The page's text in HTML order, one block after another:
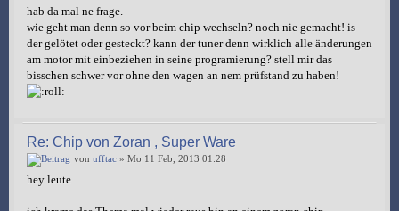
hab da mal ne frage.
wie geht man denn so vor beim chip wechseln? noch nie gemacht! is
der gelötet oder gesteckt? kann der tuner denn wirklich alle änderungen
am motor mit einbeziehen in seine programierung? stell mir das
bisschen schwer vor ohne den wagen an nem prüfstand zu haben!
Re: Chip von Zoran , Super Ware
von ufftac » Mo 11 Feb, 2013 01:28
hey leute